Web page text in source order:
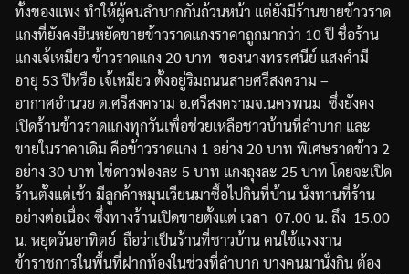
ทั้งของแพง ทำให้ผู้คนลำบากกันถ้วนหน้า แต่ยังมีร้านขายข้าวราด
แกงที่ยังคงยืนหยัดขายข้าวราดแกงราคาถูกมากว่า 10ปีชื่อร้าน
แกงเจ้เหมียว ข้าวราดแกง 20บาท ของนางทรรศนีย์ แสงคำมี
อายุ 53ปีหรือ เจ้เหมียว ตั้งอยู่ริมถนนสายศรีสงคราม –
อากาศอำนวย ต.ศรีสงคราม อ.ศรีสงครามจ.นครพนม ซึ่งยังคง
เปิดร้านข้าวราดแกงทุกวันเพื่อช่วยเหลือชาวบ้านที่ลำบาก และ
ขายในราคาเดิม คือข้าวราดแกง 1 อย่าง 20บาท พิเศษราดข้าว 2
อย่าง 30บาท ไข่ดาวฟองละ 5 บาท แกงถุงละ 25 บาท โดยจะเปิด
ร้านตั้งแต่เช้า มีลูกค้าหมุนเวียนมาซื้อไปกินที่บ้านนั่งทานที่ร้าน
อย่างต่อเนื่อง ซึ่งทางร้านเปิดขายตั้งแต่ เวลา 07.00น. ถึง 15.00
น. หยุดวันอาทิตย์ ถือว่าเป็นร้านที่ชาวบ้านคนใช้แรงงาน
ข้าราชการในพื้นที่ฝากท้องในช่วงที่ลำบาก บางคนมานั่งกินต้อง